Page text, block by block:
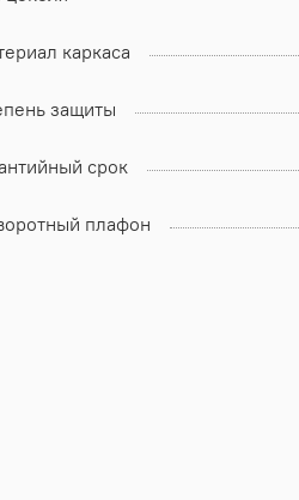
каркаса
защиты
срок
плафон